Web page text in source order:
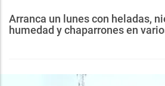
Arranca un lunes con heladas,
humedad y chaparrones en